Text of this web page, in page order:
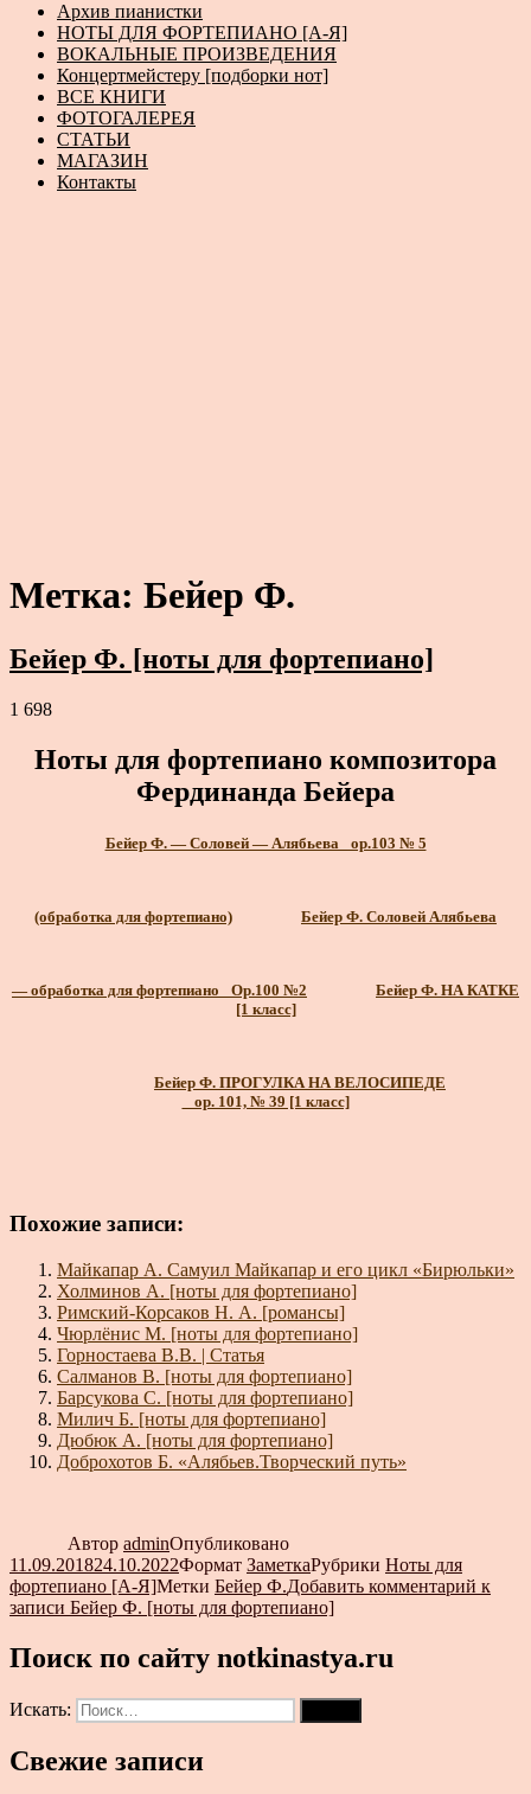
Архив пианистки
НОТЫ ДЛЯ ФОРТЕПИАНО [А-Я]
ВОКАЛЬНЫЕ ПРОИЗВЕДЕНИЯ
Концертмейстеру [подборки нот]
ВСЕ КНИГИ
ФОТОГАЛЕРЕЯ
СТАТЬИ
МАГАЗИН
Контакты
Метка: Бейер Ф.
Бейер Ф. [ноты для фортепиано]
1 698
Ноты для фортепиано композитора
Фердинанда Бейера
Бейер Ф. — Соловей — Алябьева_ ор.103 № 5
(обработка для фортепиано) Бейер Ф. Соловей Алябьева
— обработка для фортепиано_ Op.100 №2
Бейер Ф. НА КАТКЕ
[1 класс]
Бейер Ф. ПРОГУЛКА НА ВЕЛОСИПЕДЕ
_ ор. 101, № 39 [1 класс]
Похожие записи:
Майкапар А. Самуил Майкапар и его цикл «Бирюльки»
Холминов А. [ноты для фортепиано]
Римский-Корсаков Н. А. [романсы]
Чюрлёнис М. [ноты для фортепиано]
Горностаева В.В. | Статья
Салманов В. [ноты для фортепиано]
Барсукова С. [ноты для фортепиано]
Милич Б. [ноты для фортепиано]
Дюбюк А. [ноты для фортепиано]
Доброхотов Б. «Алябьев.Творческий путь»
Автор adminОпубликовано
11.09.201824.10.2022Формат ЗаметкаРубрики Ноты для
фортепиано [А-Я]Метки Бейер Ф.Добавить комментарий к
записи Бейер Ф. [ноты для фортепиано]
Поиск по сайту notkinastya.ru
Искать:
Свежие записи